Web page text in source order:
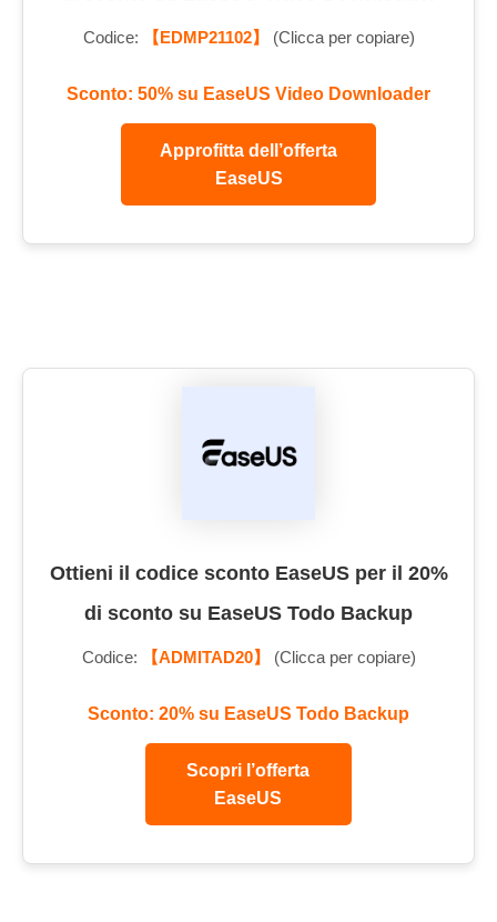
Codice: 【EDMP21102】 (Clicca per copiare)
Sconto: 50% su EaseUS Video Downloader
Approfitta dell’offerta
EaseUS
Ottieni il codice sconto EaseUS per il 20%
di sconto su EaseUS Todo Backup
Codice: 【ADMITAD20】 (Clicca per copiare)
Sconto: 20% su EaseUS Todo Backup
Scopri l’offerta
EaseUS